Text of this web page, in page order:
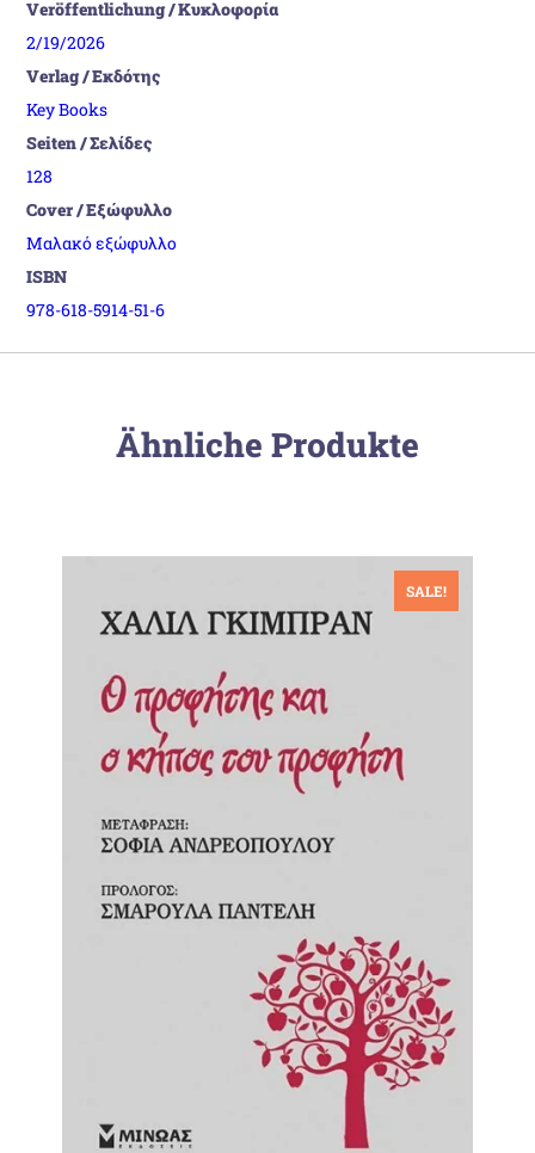
Veröffentlichung / Κυκλοφορία
2/19/2026
Verlag / Εκδότης
Key Books
Seiten / Σελίδες
128
Cover / Εξώφυλλο
Μαλακό εξώφυλλο
ISBN
978-618-5914-51-6
Ähnliche Produkte
SALE!